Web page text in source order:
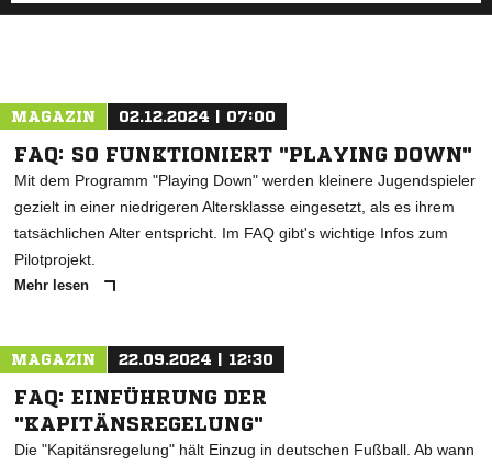
MAGAZIN 02.12.2024 | 07:00
FAQ: SO FUNKTIONIERT "PLAYING DOWN"
Mit dem Programm "Playing Down" werden kleinere Jugendspieler
gezielt in einer niedrigeren Altersklasse eingesetzt, als es ihrem
tatsächlichen Alter entspricht. Im FAQ gibt's wichtige Infos zum
Pilotprojekt.
Mehr lesen
MAGAZIN 22.09.2024 | 12:30
FAQ: EINFÜHRUNG DER
"KAPITÄNSREGELUNG"
Die "Kapitänsregelung" hält Einzug in deutschen Fußball. Ab wann